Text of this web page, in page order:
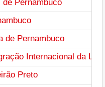
Pernambuco
de Pernambuco
Internacional da
Preto